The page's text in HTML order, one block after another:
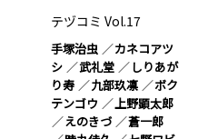
テヅコミ Vol.17
手塚治虫
カネコアツ
シ
武礼堂
しりあが
り寿
九部玖凛
ボク
テンゴウ
上野顕太郎
えのきづ
蒼一郎